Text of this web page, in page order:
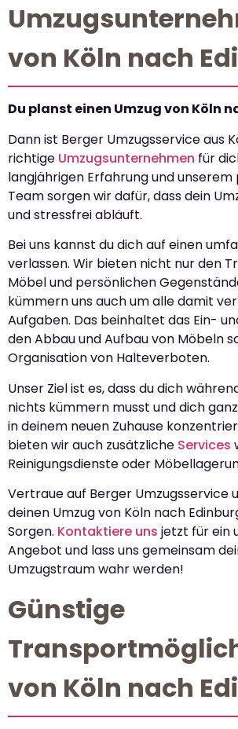
von Köln nach
Du planst einen Umzug von Köln
Dann ist Berger Umzugsservice aus
richtige Umzugsunternehmen für
langjährigen Erfahrung und
Team sorgen wir dafür, dass dein
und stressfrei abläuft.
Bei uns kannst du dich auf einen
verlassen. Wir bieten nicht nur den
Möbel und persönlichen
kümmern uns auch um alle damit
Aufgaben. Das beinhaltet das Ein-
den Abbau und Aufbau von Möbeln
Organisation von Halteverboten.
Unser Ziel ist es, dass du dich
nichts kümmern musst und dich
in deinem neuen Zuhause
bieten wir auch zusätzliche Services
Reinigungsdienste oder
Vertraue auf Berger Umzugsservice
deinen Umzug von Köln nach
Sorgen. Kontaktiere uns jetzt für ein
Angebot und lass uns gemeinsam
Umzugstraum wahr werden!
Günstige
von Köln nach